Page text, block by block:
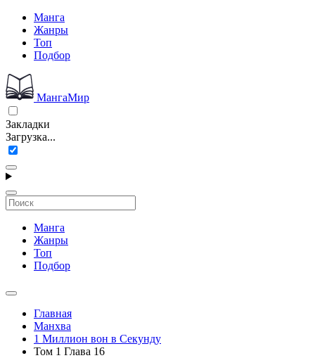
Манга
Жанры
Топ
Подбор
МангаМир
Закладки
Загрузка...
Манга
Жанры
Топ
Подбор
Главная
Манхва
1 Миллион вон в Секунду
Том 1 Глава 16